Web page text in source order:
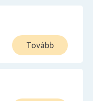
Tovább